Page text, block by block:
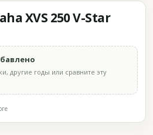
XVS 250 V-Star
другие годы или сравните эту